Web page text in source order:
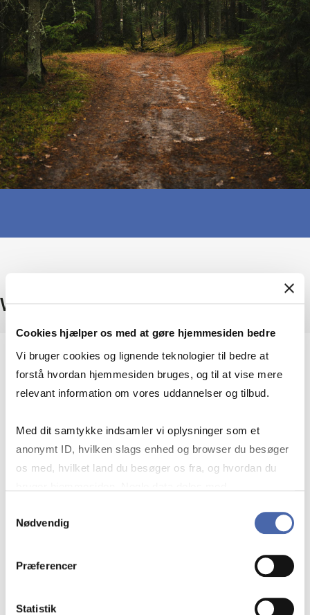
Cookies hjælper os med at gøre hjemmesiden bedre
Vi bruger cookies og lignende teknologier til bedre at
forstå hvordan hjemmesiden bruges, og til at vise mere
relevant information om vores uddannelser og tilbud.
Med dit samtykke indsamler vi oplysninger som et
anonymt ID, hvilken slags enhed og browser du besøger
os med, hvilket land du besøger os fra, og hvordan du
markedsføring. Du bestemmer selv - og kan altid trække
Nødvendig
Præferencer
Statistik
Workshop and Co-Creation Session
Tid
19. februar 2026, 12:00-16:00
PH16.0.10 Creative Studio, Porcelænshaven, 2000
Frederiksberg
In person or online (final co-creation session in person
Værtsnavn